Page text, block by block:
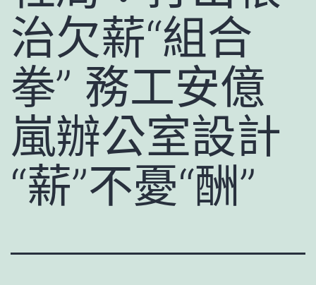
治欠薪“組合
拳” 務工安億
嵐辦公室設計
“薪”不憂“酬”